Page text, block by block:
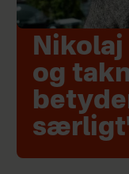
Nikolaj
og